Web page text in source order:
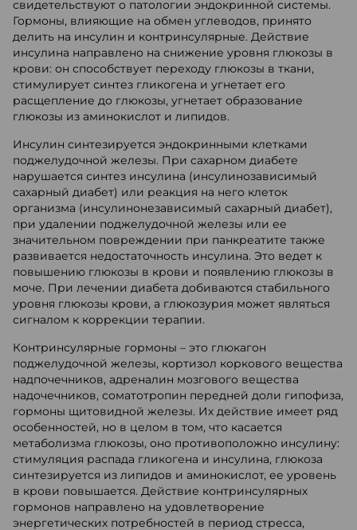
свидетельствуют о патологии эндокринной системы.
Гормоны, влияющие на обмен углеводов, принято
делить на инсулин и контринсулярные. Действие
инсулина направлено на снижение уровня глюкозы в
крови: он способствует переходу глюкозы в ткани,
стимулирует синтез гликогена и угнетает его
расщепление до глюкозы, угнетает образование
глюкозы из аминокислот и липидов.
Инсулин синтезируется эндокринными клетками
поджелудочной железы. При сахарном диабете
нарушается синтез инсулина (инсулинозависимый
сахарный диабет) или реакция на него клеток
организма (инсулинонезависимый сахарный диабет),
при удалении поджелудочной железы или ее
значительном повреждении при панкреатите также
развивается недостаточность инсулина. Это ведет к
повышению глюкозы в крови и появлению глюкозы в
моче. При лечении диабета добиваются стабильного
уровня глюкозы крови, а глюкозурия может являться
сигналом к коррекции терапии.
Контринсулярные гормоны – это глюкагон
поджелудочной железы, кортизол коркового вещества
надпочечников, адреналин мозгового вещества
надочечников, соматотропин передней доли гипофиза,
гормоны щитовидной железы. Их действие имеет ряд
особенностей, но в целом в том, что касается
метаболизма глюкозы, оно противоположно инсулину:
стимуляция распада гликогена и инсулина, глюкоза
синтезируется из липидов и аминокислот, ее уровень
в крови повышается. Действие контринсулярных
гормонов направлено на удовлетворение
энергетических потребностей в период стресса,